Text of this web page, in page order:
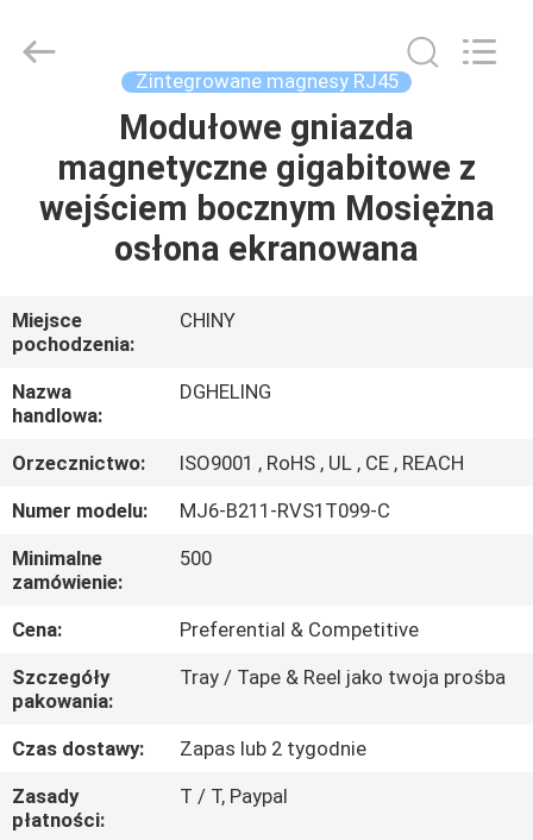
PRODUKTY
NAS
WYCIECZKA
PO
FABRYCE
KONTROLA
JAKOŚCI
SKONTAKTUJ
SIĘ
Z
NAMI
Rights
Zintegrowane magnesy RJ45
Modułowe gniazda
magnetyczne gigabitowe z
wejściem bocznym Mosiężna
osłona ekranowana
Miejsce
pochodzenia:
CHINY
Nazwa
handlowa:
DGHELING
Orzecznictwo:
ISO9001 , RoHS , UL , CE , REACH
Numer modelu:
MJ6-B211-RVS1T099-C
Minimalne
zamówienie:
500
Cena:
Preferential & Competitive
Szczegóły
pakowania:
Tray / Tape & Reel jako twoja prośba
Czas dostawy:
Zapas lub 2 tygodnie
Zasady
płatności:
T / T, Paypal